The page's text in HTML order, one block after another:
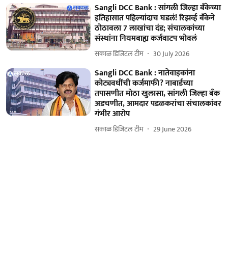
Sangli DCC Bank : सांगली जिल्हा बँकेच्या
इतिहासात पहिल्यांदाच घडलं! रिझर्व्ह बँकेने
ठोठावला 7 लाखांचा दंड; संचालकांच्या
संस्थांना नियमबाह्य कर्जवाटप भोवलं
सकाळ डिजिटल टीम 30 July 2026
Sangli DCC Bank : नातेवाइकांना
कोट्यवधींची कर्जमाफी? नाबार्डच्या
तपासणीत मोठा खुलासा, सांगली जिल्हा बँक
अडचणीत, आमदार पडळकरांचा संचालकांवर
गंभीर आरोप
सकाळ डिजिटल टीम 29 June 2026